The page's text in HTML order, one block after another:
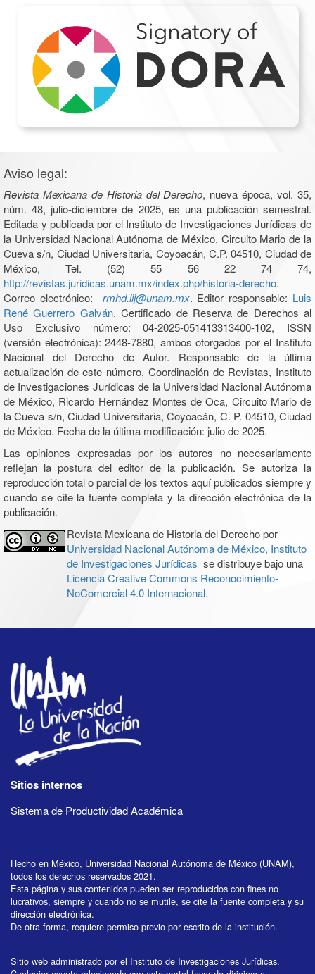
Aviso legal:
Revista Mexicana de Historia del Derecho, nueva época, vol. 35,
núm. 48, julio-diciembre de 2025, es una publicación semestral.
Editada y publicada por el Instituto de Investigaciones Jurídicas de
la Universidad Nacional Autónoma de México, Circuito Mario de la
Cueva s/n, Ciudad Universitaria, Coyoacán, C.P. 04510, Ciudad de
México, Tel. (52) 55 56 22 74 74,
http://revistas.juridicas.unam.mx/index.php/historia-derecho.
Correo electrónico:
rmhd.iij@unam.mx. Editor responsable: Luis
René Guerrero Galván. Certificado de Reserva de Derechos al
Uso Exclusivo número: 04-2025-051413313400-102, ISSN
(versión electrónica): 2448-7880, ambos otorgados por el Instituto
Nacional del Derecho de Autor. Responsable de la última
actualización de este número, Coordinación de Revistas, Instituto
de Investigaciones Jurídicas de la Universidad Nacional Autónoma
de México, Ricardo Hernández Montes de Oca, Circuito Mario de
la Cueva s/n, Ciudad Universitaria, Coyoacán, C. P. 04510, Ciudad
de México. Fecha de la última modificación: julio de 2025.
Las opiniones expresadas por los autores no necesariamente
reflejan la postura del editor de la publicación. Se autoriza la
reproducción total o parcial de los textos aquí publicados siempre y
cuando se cite la fuente completa y la dirección electrónica de la
publicación.
Revista Mexicana de Historia del Derecho por
Universidad Nacional Autónoma de México, Instituto
de Investigaciones Jurídicas se distribuye bajo una
Licencia Creative Commons Reconocimiento-
NoComercial 4.0 Internacional.
Sitios internos
Sistema de Productividad Académica
Hecho en México, Universidad Nacional Autónoma de México (UNAM),
todos los derechos reservados 2021.
Esta página y sus contenidos pueden ser reproducidos con fines no
lucrativos, siempre y cuando no se mutile, se cite la fuente completa y su
dirección electrónica.
De otra forma, requiere permiso previo por escrito de la institución.
Sitio web administrado por el Instituto de Investigaciones Jurídicas.